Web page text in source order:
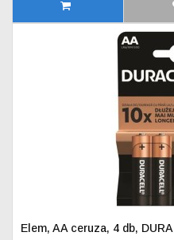
Elem, AA ceruza, 4 db,